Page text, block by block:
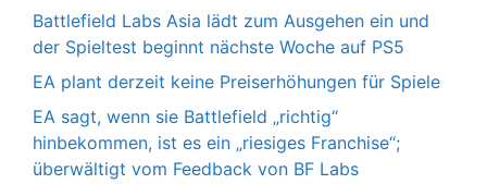
Battlefield Labs Asia lädt zum Ausgehen ein und
der Spieltest beginnt nächste Woche auf PS5
EA plant derzeit keine Preiserhöhungen für Spiele
EA sagt, wenn sie Battlefield „richtig“
hinbekommen, ist es ein „riesiges Franchise“;
überwältigt vom Feedback von BF Labs